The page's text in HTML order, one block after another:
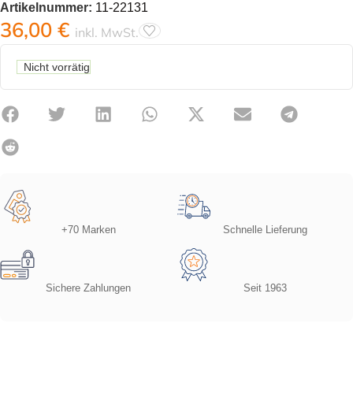
Artikelnummer: 11-22131
36,00 € inkl. MwSt.
Nicht vorrätig
+70 Marken Schnelle Lieferung
Sichere Zahlungen Seit 1963